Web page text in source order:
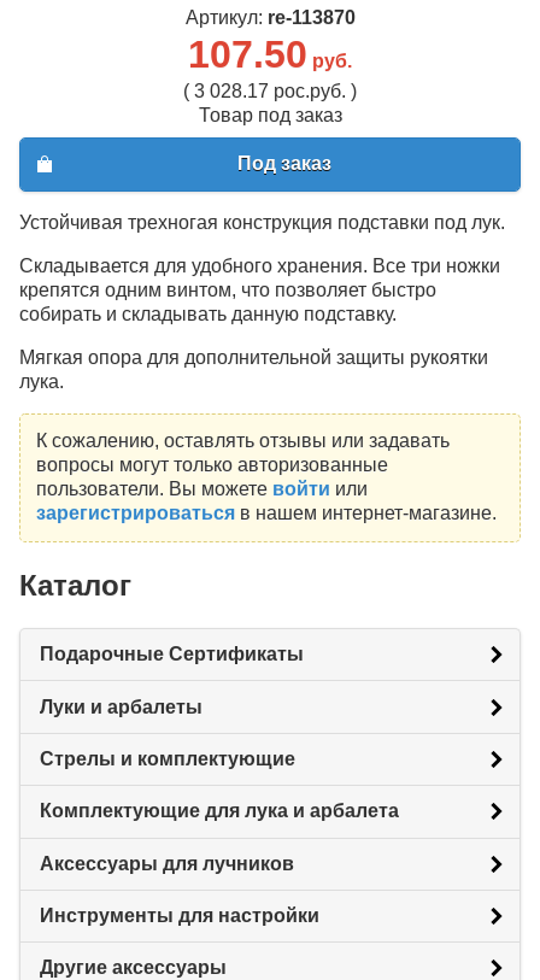
Артикул: re-113870
107.50 руб.
( 3 028.17 рос.руб. )
Товар под заказ
Под заказ
Устойчивая трехногая конструкция подставки под лук.
Складывается для удобного хранения. Все три ножки
крепятся одним винтом, что позволяет быстро
собирать и складывать данную подставку.
Мягкая опора для дополнительной защиты рукоятки
лука.
К сожалению, оставлять отзывы или задавать
вопросы могут только авторизованные
пользователи. Вы можете войти или
зарегистрироватьсяв нашем интернет-магазине.
Каталог
Подарочные Сертификаты
Луки и арбалеты
Стрелы и комплектующие
Комплектующие для лука и арбалета
Аксессуары для лучников
Инструменты для настройки
Другие аксессуары